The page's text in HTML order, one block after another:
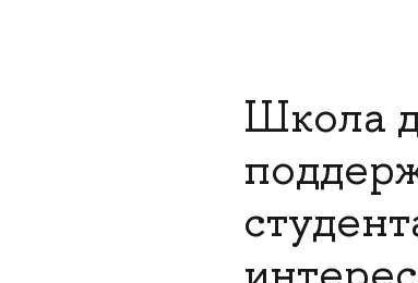
Школа